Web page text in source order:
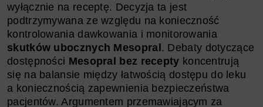
wyłącznie na receptę. Decyzja ta jest
podtrzymywana ze względu na konieczność
kontrolowania dawkowania i monitorowania
skutków ubocznych Mesopral. Debaty dotyczące
dostępności Mesopral bez recepty koncentrują
się na balansie między łatwością dostępu do leku
a koniecznością zapewnienia bezpieczeństwa
pacjentów. Argumentem przemawiającym za